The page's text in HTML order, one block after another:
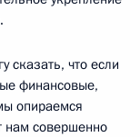
сказать, что если
финансовые,
опираемся
нам совершенно